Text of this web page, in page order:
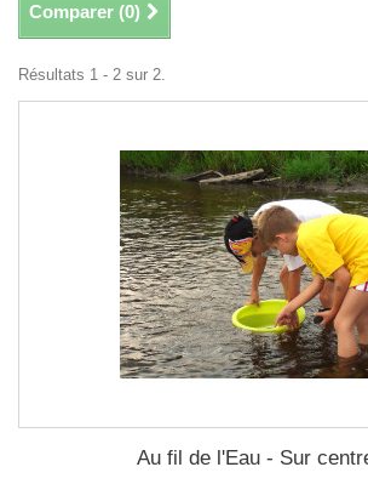
Comparer (0)
Résultats 1 - 2 sur 2.
Au fil de l'Eau - Sur